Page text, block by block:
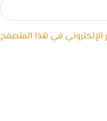
الإلكتروني في هذا المتصفح